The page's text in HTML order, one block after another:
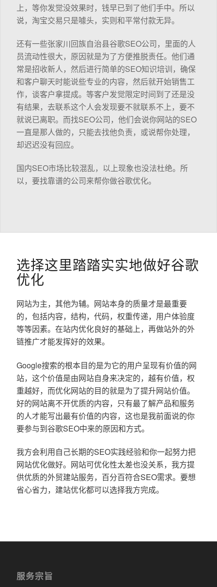
上，等你发觉没效果时，钱早已到了他们手中。所以
说，淘宝交易只是噱头，实则和平常付款无异。
还有一些张家川回族自治县谷歌SEO公司，里面的人
员流动性很大，原因就是为了方便推脱责任。他们通
常是招收新人，然后进行简单的SEO知识培训，确保
和客户聊天时能说些专业的内容，然后就开始销售工
作，谈客户拿提成。等客户发觉限定时间到了还是没
有结果，去联系这个人会发现要不就联系不上，要不
就说已离职。而找SEO公司，他们会说你网站的SEO
一直是那人做的，只能去找他负责，或说帮你处理，
却迟迟没有回应。
国内SEO市场比较混乱，以上现象也没法杜绝。所
以，要找靠谱的公司来帮你做谷歌优化。
选择这里踏踏实实地做好谷歌
优化
网站为主，其他为辅。网站本身的质量才是最重要
的，包括内容，结构，代码，权重传递，用户体验度
等等因素。在站内优化良好的基础上，再做站外的外
链推广才能发挥好的效果。
Google搜索的根本目的是为它的用户呈现有价值的网
站，这个价值是由网站自身来决定的，越有价值，权
重越好，而优化网站的目的就是为了提升网站价值。
好的网站离不开优质的内容，只有最了解产品和服务
的人才能写出最有价值的内容，这也是我前面说的你
要参与到谷歌SEO中来的原因和方式。
我方会利用自己长期的SEO实践经验和你一起努力把
网站优化做好。网站可优化性太差也没关系，我方提
供优质的外贸建站服务，百分百符合SEO需求。要想
省心省力，建站优化都可以选择我方完成。
服务宗旨